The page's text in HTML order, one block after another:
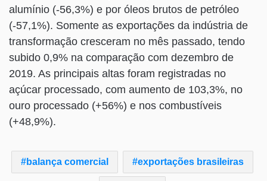
alumínio (-56,3%) e por óleos brutos de petróleo
(-57,1%). Somente as exportações da indústria de
transformação cresceram no mês passado, tendo
subido 0,9% na comparação com dezembro de
2019. As principais altas foram registradas no
açúcar processado, com aumento de 103,3%, no
ouro processado (+56%) e nos combustíveis
(+48,9%).
balança comercial exportações brasileiras